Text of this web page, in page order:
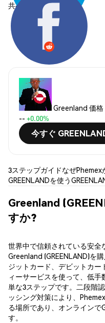
共有する:
Greenland 価格
-- +0.00%
今すぐ
3ステップガイドなぜPhemex
GREENLANDを使う
Greenland
すか?
世界中で信頼されている安全
Greenland (GREENLAND)を
ジットカード、デビットカ
ィーサービスを使って、低手
単な3ステップです。二段階
ッシング対策により、
る場所であり、オンライン
す。